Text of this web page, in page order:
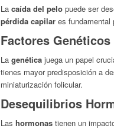
La caída del pelo puede ser
pérdida capilar es fundamental
Factores
La genética juega un papel
tienes mayor predisposición a
miniaturización folicular.
Desequilibrios
Las hormonas tienen un